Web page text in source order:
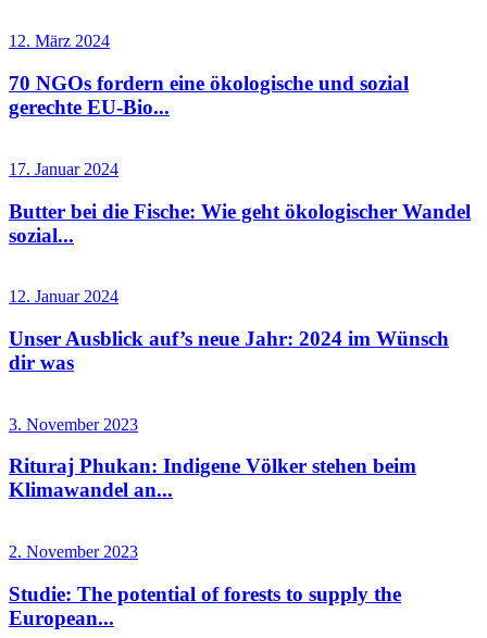
12. März 2024
70 NGOs fordern eine ökologische und sozial
gerechte EU-Bio...
17. Januar 2024
Butter bei die Fische: Wie geht ökologischer Wandel
sozial...
12. Januar 2024
Unser Ausblick auf’s neue Jahr: 2024 im Wünsch
dir was
3. November 2023
Rituraj Phukan: Indigene Völker stehen beim
Klimawandel an...
2. November 2023
Studie: The potential of forests to supply the
European...